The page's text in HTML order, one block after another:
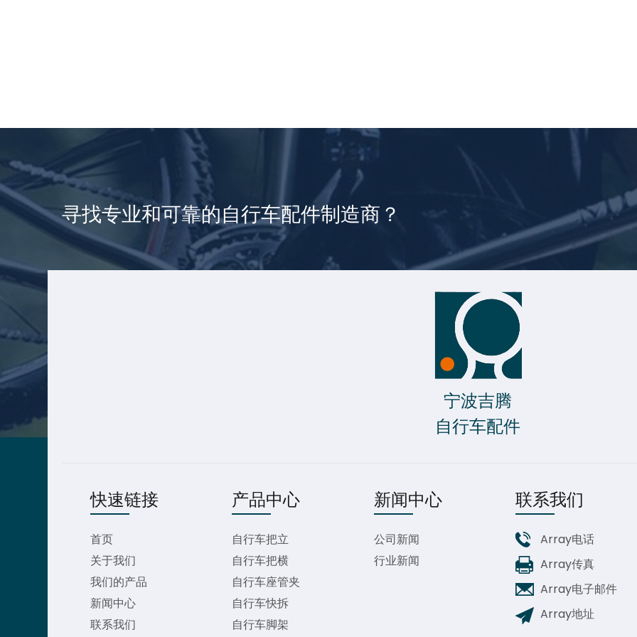
寻找专业和可靠的自行车配件制造商？
宁波吉腾
自行车配件
快速链接
首页
关于我们
我们的产品
新闻中心
联系我们
产品中心
自行车把立
自行车把横
自行车座管夹
自行车快拆
自行车脚架
新闻中心
公司新闻
行业新闻
联系我们
Array电话
Array传真
Array电子邮件
Array地址